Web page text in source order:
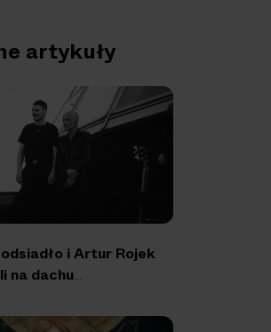
artykuły
i Artur Rojek
na dachu